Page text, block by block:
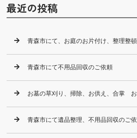
最近の投稿
青森市にて、お庭のお片付け、整理整
青森市にて不用品回収のご依頼
お墓の草刈り、掃除、お供え、合掌
青森市にて遺品整理、不用品回収のご